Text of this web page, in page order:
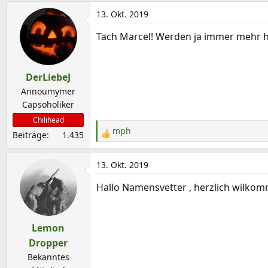
DerLiebeJ
Annoumymer
Capsoholiker
Chilihead
Beiträge 1.435
13. Okt. 2019
Tach Marcel! Werden ja immer mehr
R
e
a
k
t
mph
Lemon
Dropper
Bekanntes
13. Okt. 2019
Hallo Namensvetter , herzlich